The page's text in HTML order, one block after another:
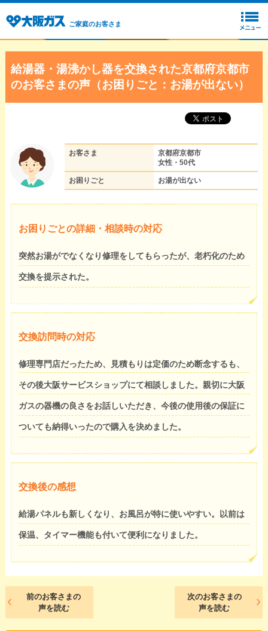
ご家庭のお客さま
給湯器・湯沸かし器を交換された京都府京都市
のお客さまの声（お困りごと：お湯が出ない）
お客さま
京都府京都市
女性・50代
お困りごと お湯が出ない
お困りごとの詳細・相談時の対応
突然お湯がでなくなり修理をしてもらったが、老朽化のため
交換を提示された。
交換訪問時の対応
修理専門店だったため、見積もりは定価のため断念するも、
その後大阪サービスショップにて相談しました。親切に大阪
ガスの器機の良さをお話しいただき、今後の使用後の保証に
ついても納得いったので購入を決めました。
交換後の感想
給湯パネルも新しくなり、お風呂が特に使いやすい。以前は
保温、タイマー機能も付いて便利になりました。
前のお客さまの
声を読む
次のお客さまの
声を読む